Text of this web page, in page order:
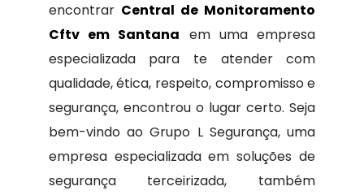
encontrar Central de Monitoramento
Cftv em Santana em uma empresa
especializada para te atender com
qualidade, ética, respeito, compromisso e
segurança, encontrou o lugar certo. Seja
bem-vindo ao Grupo L Segurança, uma
empresa especializada em soluções de
segurança terceirizada, também